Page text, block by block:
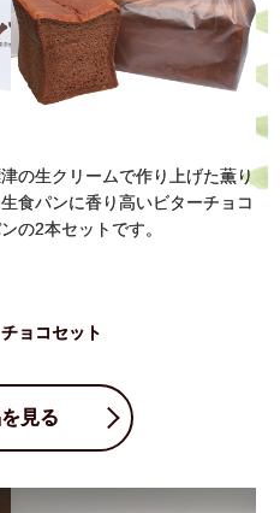
の生クリームで作り上げた薫り
食パンに香り高いビターチョコ
の2本セットです。
チョコセット
見る